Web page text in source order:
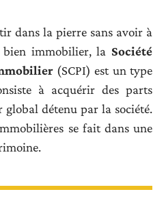
dans la pierre sans avoir à
bien immobilier, la Société
(SCPI) est un type
à acquérir des parts
détenu par la société.
se fait dans une